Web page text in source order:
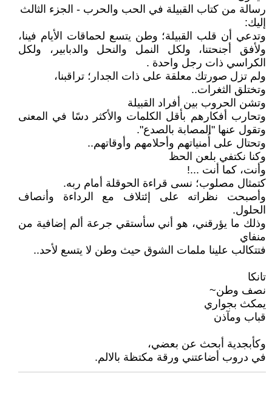
رسالة من كتاب القبيلة في الحب والحرب - الجزء الثالث
إليك:
وتدعي أن قلب القبيلة؛ وطن يتسع لحماقات الأيام فينا،
ولأفق أجنحتنا، ولكل النمل والنحل والدبابير، ولكل
الكراسي ذات رجل واحدة .
ولم تزل صورتك معلقة على ذات الجدار؛ تراقبنا،
وتختلق الثغرات..
وتشن الحروب بين أفراد القبيلة
وتحارب أفكارهم بأقل الكلمات والأكثر دسًا في المعنى
وتقول عنها "المصابة بالصدع".
وتحتال على أُمنياتهم وأحلامهم وأوقاتهم..
وكنا نكتفي بلعن الحظ
وأنت، كما أنت ...!
كتمثال مصلوب؛ نسى قراءة الحوقلة أمام ربه.
وأصبحت نظراته على إئتلاف مع الرداءة وأنصاف
الحلول.
وذلك ما يؤرقني، هو أني سأستقي جرعة ألم إضافية من
منفاي
فتتكالب علينا ملمات الشوق حيث وطن لا يتسع لأحد..
تانكا
نصف وطن~
يمكث بجواري
قباب ومآذن
وكأبجدية أبحث عن بعضي،
في دروب أضاعتني ورقة مكتظة بالالم.